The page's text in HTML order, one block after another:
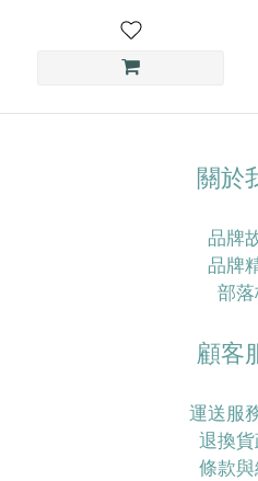
關於
品牌
品牌
部
顧客
運送服
退換
條款